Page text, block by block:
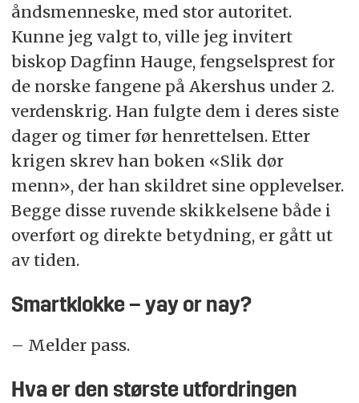
åndsmenneske, med stor autoritet.
Kunne jeg valgt to, ville jeg invitert
biskop Dagfinn Hauge, fengselsprest for
de norske fangene på Akershus under 2.
verdenskrig. Han fulgte dem i deres siste
dager og timer før henrettelsen. Etter
krigen skrev han boken «Slik dør
menn», der han skildret sine opplevelser.
Begge disse ruvende skikkelsene både i
overført og direkte betydning, er gått ut
av tiden.
Smartklokke – yay or nay?
– Melder pass.
Hva er den største utfordringen